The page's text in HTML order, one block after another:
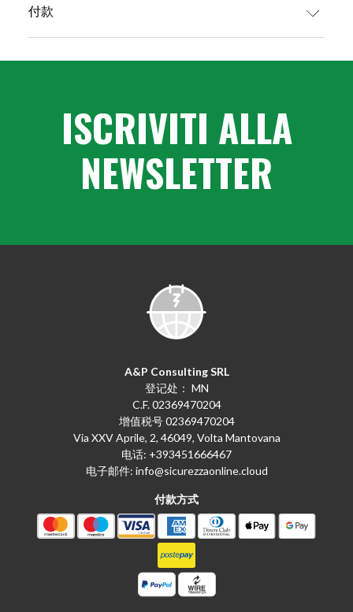
付款
贝宝 (超过 30 欧元的订单可分 3 期免息付款)
ISCRIVITI ALLA
NEWSLETTER
A&P Consulting SRL
登记处： MN
C.F. 02369470204
增值税号 02369470204
Via XXV Aprile, 2, 46049, Volta Mantovana
电话: +393451666467
电子邮件: info@sicurezzaonline.cloud
付款方式